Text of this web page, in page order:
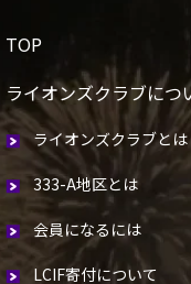
TOP
ライオンズクラブにつ
ライオンズクラブとは
333-A地区とは
会員になるには
LCIF寄付について